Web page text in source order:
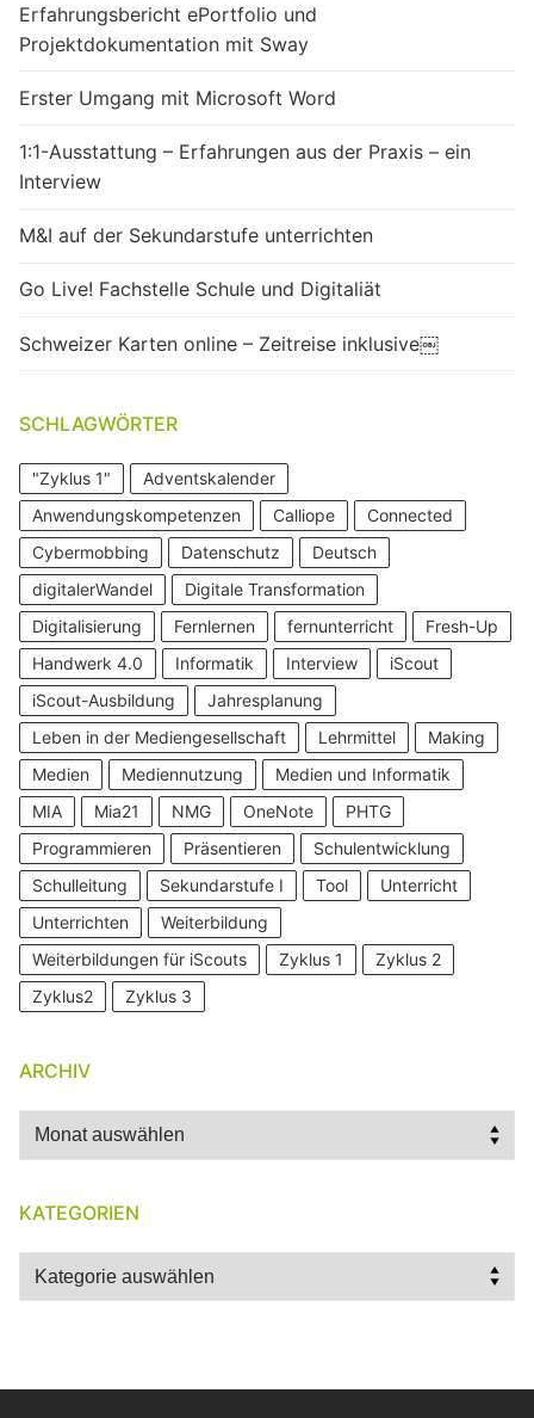
Erfahrungsbericht ePortfolio und
Projektdokumentation mit Sway
Erster Umgang mit Microsoft Word
1:1-Ausstattung – Erfahrungen aus der Praxis – ein
Interview
M&I auf der Sekundarstufe unterrichten
Go Live! Fachstelle Schule und Digitaliät
Schweizer Karten online – Zeitreise inklusive￼
SCHLAGWÖRTER
"Zyklus 1"
Adventskalender
Anwendungskompetenzen
Calliope
Connected
Cybermobbing
Datenschutz
Deutsch
digitalerWandel
Digitale Transformation
Digitalisierung
Fernlernen fernunterricht
Fresh-Up
Handwerk 4.0
Informatik Interview
iScout
iScout-Ausbildung
Jahresplanung
Leben in der Mediengesellschaft
Lehrmittel
Making
Medien
Mediennutzung
Medien und Informatik
MIA
Mia21 NMG OneNote
PHTG
Programmieren
Präsentieren
Schulentwicklung
Schulleitung
Sekundarstufe I Tool
Unterricht
Unterrichten
Weiterbildung
Weiterbildungen für iScouts
Zyklus 1
Zyklus 2
Zyklus2
Zyklus 3
ARCHIV
Archiv
KATEGORIEN
Kategorien